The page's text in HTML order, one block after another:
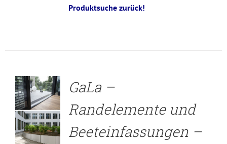
Produktsuche zurück!
GaLa –
Randelemente und
Beeteinfassungen –